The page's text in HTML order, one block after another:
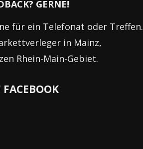
GERNE!
für ein Telefonat oder Treffen.
in Mainz,
Rhein-Main-Gebiet.